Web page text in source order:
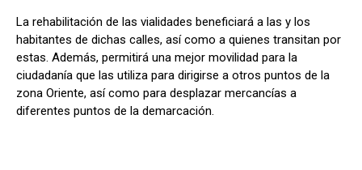
La rehabilitación de las vialidades beneficiará a las y los
habitantes de dichas calles, así como a quienes transitan por
estas. Además, permitirá una mejor movilidad para la
ciudadanía que las utiliza para dirigirse a otros puntos de la
zona Oriente, así como para desplazar mercancías a
diferentes puntos de la demarcación.